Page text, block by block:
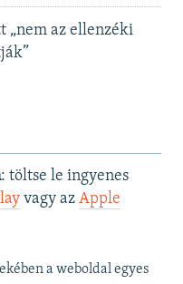
„nem az ellenzéki
: töltse le ingyenes
vagy az Apple
a weboldal egyes